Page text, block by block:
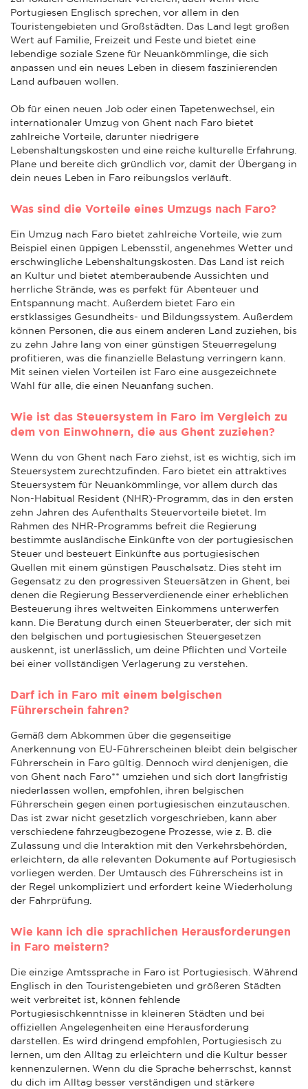
Portugiesen Englisch sprechen, vor allem in den
Touristengebieten und Großstädten. Das Land legt großen
Wert auf Familie, Freizeit und Feste und bietet eine
lebendige soziale Szene für Neuankömmlinge, die sich
anpassen und ein neues Leben in diesem faszinierenden
Land aufbauen wollen.
Ob für einen neuen Job oder einen Tapetenwechsel, ein
internationaler Umzug von Ghent nach Faro bietet
zahlreiche Vorteile, darunter niedrigere
Lebenshaltungskosten und eine reiche kulturelle Erfahrung.
Plane und bereite dich gründlich vor, damit der Übergang in
dein neues Leben in Faro reibungslos verläuft.
Was sind die Vorteile eines Umzugs nach Faro?
Ein Umzug nach Faro bietet zahlreiche Vorteile, wie zum
Beispiel einen üppigen Lebensstil, angenehmes Wetter und
erschwingliche Lebenshaltungskosten. Das Land ist reich
an Kultur und bietet atemberaubende Aussichten und
herrliche Strände, was es perfekt für Abenteuer und
Entspannung macht. Außerdem bietet Faro ein
erstklassiges Gesundheits- und Bildungssystem. Außerdem
können Personen, die aus einem anderen Land zuziehen, bis
zu zehn Jahre lang von einer günstigen Steuerregelung
profitieren, was die finanzielle Belastung verringern kann.
Mit seinen vielen Vorteilen ist Faro eine ausgezeichnete
Wahl für alle, die einen Neuanfang suchen.
Wie ist das Steuersystem in Faro im Vergleich zu
dem von Einwohnern, die aus Ghent zuziehen?
Wenn du von Ghent nach Faro ziehst, ist es wichtig, sich im
Steuersystem zurechtzufinden. Faro bietet ein attraktives
Steuersystem für Neuankömmlinge, vor allem durch das
Non-Habitual Resident (NHR)-Programm, das in den ersten
zehn Jahren des Aufenthalts Steuervorteile bietet. Im
Rahmen des NHR-Programms befreit die Regierung
bestimmte ausländische Einkünfte von der portugiesischen
Steuer und besteuert Einkünfte aus portugiesischen
Quellen mit einem günstigen Pauschalsatz. Dies steht im
Gegensatz zu den progressiven Steuersätzen in Ghent, bei
denen die Regierung Besserverdienende einer erheblichen
Besteuerung ihres weltweiten Einkommens unterwerfen
kann. Die Beratung durch einen Steuerberater, der sich mit
den belgischen und portugiesischen Steuergesetzen
auskennt, ist unerlässlich, um deine Pflichten und Vorteile
bei einer vollständigen Verlagerung zu verstehen.
Darf ich in Faro mit einem belgischen
Führerschein fahren?
Gemäß dem Abkommen über die gegenseitige
Anerkennung von EU-Führerscheinen bleibt dein belgischer
Führerschein in Faro gültig. Dennoch wird denjenigen, die
von Ghent nach Faro** umziehen und sich dort langfristig
niederlassen wollen, empfohlen, ihren belgischen
Führerschein gegen einen portugiesischen einzutauschen.
Das ist zwar nicht gesetzlich vorgeschrieben, kann aber
verschiedene fahrzeugbezogene Prozesse, wie z. B. die
Zulassung und die Interaktion mit den Verkehrsbehörden,
erleichtern, da alle relevanten Dokumente auf Portugiesisch
vorliegen werden. Der Umtausch des Führerscheins ist in
der Regel unkompliziert und erfordert keine Wiederholung
der Fahrprüfung.
Wie kann ich die sprachlichen Herausforderungen
in Faro meistern?
Die einzige Amtssprache in Faro ist Portugiesisch. Während
Englisch in den Touristengebieten und größeren Städten
weit verbreitet ist, können fehlende
Portugiesischkenntnisse in kleineren Städten und bei
offiziellen Angelegenheiten eine Herausforderung
darstellen. Es wird dringend empfohlen, Portugiesisch zu
lernen, um den Alltag zu erleichtern und die Kultur besser
kennenzulernen. Wenn du die Sprache beherrschst, kannst
du dich im Alltag besser verständigen und stärkere